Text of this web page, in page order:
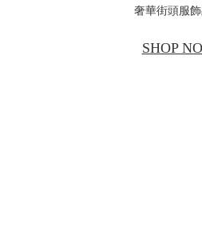
奢華街頭服
SHOP